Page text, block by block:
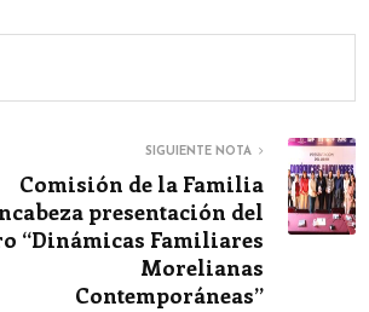
SIGUIENTE NOTA
Comisión de la Familia
presentación del
“Dinámicas Familiares
Morelianas
Contemporáneas”